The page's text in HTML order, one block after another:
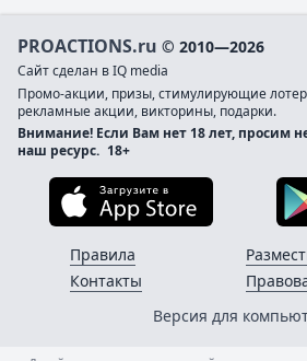
PROACTIONS.ru © 2010—2026
Сайт сделан в IQ media
Промо-акции, призы, стимулирующие
рекламные акции, викторины, подарки.
Внимание! Если Вам нет 18 лет, просим
наш ресурс. 18+
Загрузите
Правила
Контакты
Версия для